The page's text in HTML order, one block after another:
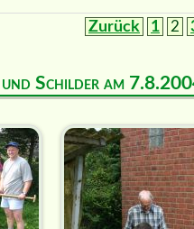
Zurück 1 2
und Schilder am